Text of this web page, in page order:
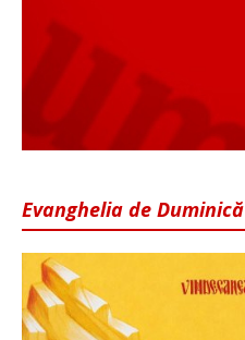
Evanghelia de Duminică